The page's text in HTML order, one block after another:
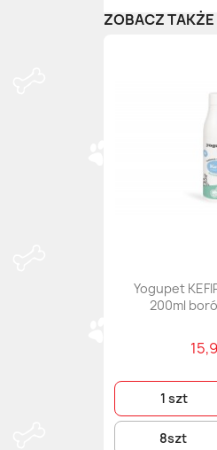
ZOBACZ TAKŻE
Yogupet
200ml
1 szt
8szt